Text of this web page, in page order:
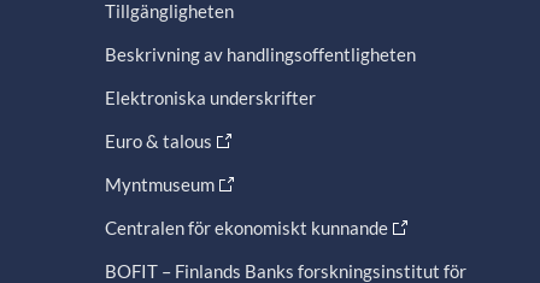
Tillgängligheten
Beskrivning av handlingsoffentligheten
Elektroniska underskrifter
Euro & talous
Myntmuseum
Centralen för ekonomiskt kunnande
BOFIT – Finlands Banks forskningsinstitut för